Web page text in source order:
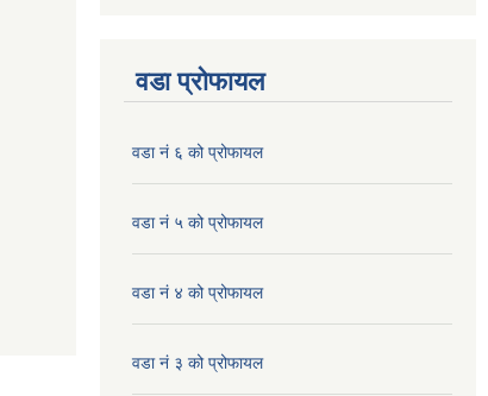
वडा प्रोफायल
वडा नं ६ को प्रोफायल
वडा नं ५ को प्रोफायल
वडा नं ४ को प्रोफायल
वडा नं ३ को प्रोफायल